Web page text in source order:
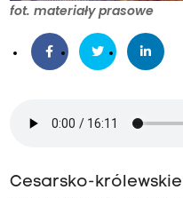
fot. materiały prasowe
Cesarsko-